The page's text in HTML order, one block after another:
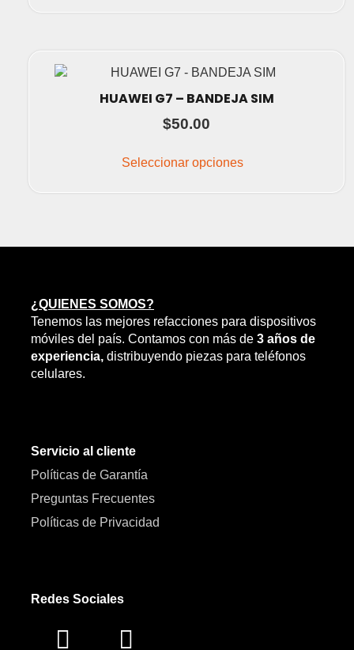
HUAWEI G7 – BANDEJA SIM
$50.00
Seleccionar opciones
múltiples
opciones
en
la
página
¿QUIENES SOMOS?
Tenemos las mejores refacciones para dispositivos
móviles del país. Contamos con más de 3 años de
experiencia, distribuyendo piezas para teléfonos
celulares.
Servicio al cliente
Políticas de Garantía
Preguntas Frecuentes
Políticas de Privacidad
Redes Sociales